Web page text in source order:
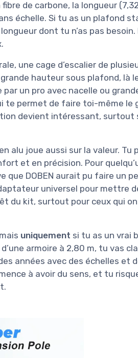
de carbone, la longueur (7,32
échelle. Si tu as un plafond
dont tu n’as pas besoin.
une cage d’escalier de
hauteur sous plafond, là
un pro avec nacelle ou
te permet de faire toi-même le
devient intéressant, surtout
alu joue aussi sur la valeur. Tu
et en précision. Pour
que DOBEN aurait pu faire un
universel pour mettre
du kit, surtout pour ceux qui
uniquement si tu as un vrai
armoire à 2,80 m, tu vas
années avec des échelles et
à avoir du sens, et tu